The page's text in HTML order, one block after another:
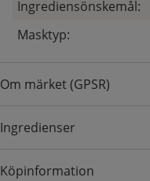
Ingrediensönskemål:
Masktyp:
Om märket (GPSR)
Ingredienser
Köpinformation